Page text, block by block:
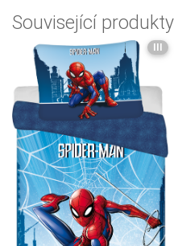
Související produkty
III